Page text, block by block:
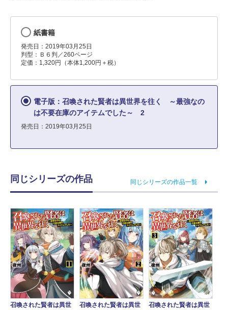
紙書籍
発売日：2019年03月25日
判型：Ｂ６判／260ページ
定価：1,320円（本体1,200円＋税）
電子版：召喚された賢者は異世界を往く ～最強なの
は不要在庫のアイテムでした～ 2
発売日：2019年03月25日
同じシリーズの作品 同じシリーズの作品一覧
召喚された賢者は異世
召喚された賢者は異世
召喚された賢者は異世